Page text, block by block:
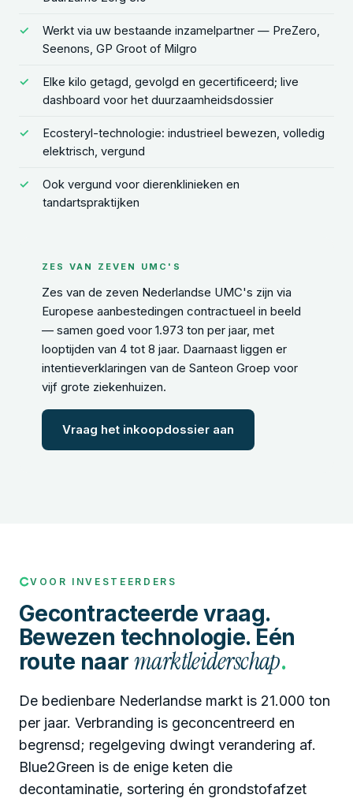
Werkt via uw bestaande inzamelpartner — PreZero,
Seenons, GP Groot of Milgro
Elke kilo getagd, gevolgd en gecertificeerd; live
dashboard voor het duurzaamheidsdossier
Ecosteryl-technologie: industrieel bewezen, volledig
elektrisch, vergund
Ook vergund voor dierenklinieken en
tandartspraktijken
ZES VAN ZEVEN UMC'S
Zes van de zeven Nederlandse UMC's zijn via
Europese aanbestedingen contractueel in beeld
— samen goed voor 1.973 ton per jaar, met
looptijden van 4 tot 8 jaar. Daarnaast liggen er
intentieverklaringen van de Santeon Groep voor
vijf grote ziekenhuizen.
Vraag het inkoopdossier aan
VOOR INVESTEERDERS
Gecontracteerde vraag.
Bewezen technologie. Eén
route naar marktleiderschap.
De bedienbare Nederlandse markt is 21.000 ton
per jaar. Verbranding is geconcentreerd en
begrensd; regelgeving dwingt verandering af.
Blue2Green is de enige keten die
decontaminatie, sortering én grondstofafzet